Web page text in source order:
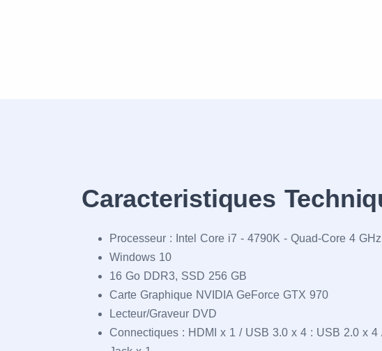
Caracteristiques
Processeur : Intel Core i7 - 4790K - Quad-Core 4 GHz
Windows 10
16 Go DDR3, SSD 256 GB
Carte Graphique NVIDIA GeForce GTX 970
Lecteur/Graveur DVD
Connectiques : HDMI x 1 / USB 3.0 x 4 : USB 2.0 x 4